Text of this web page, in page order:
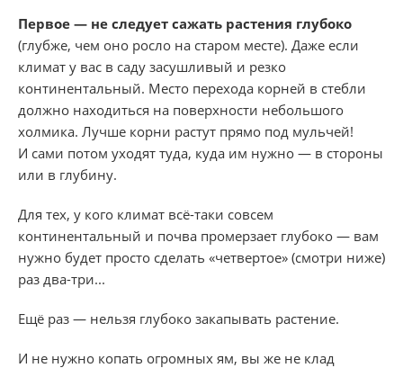
Первое — не следует сажать растения глубоко
(глубже, чем оно росло на старом месте). Даже если
климат у вас в саду засушливый и резко
континентальный. Место перехода корней в стебли
должно находиться на поверхности небольшого
холмика. Лучше корни растут прямо под мульчей!
И сами потом уходят туда, куда им нужно — в стороны
или в глубину.
Для тех, у кого климат всё-таки совсем
континентальный и почва промерзает глубоко — вам
нужно будет просто сделать «четвертое» (смотри ниже)
раз два-три...
Ещё раз — нельзя глубоко закапывать растение.
И не нужно копать огромных ям, вы же не клад